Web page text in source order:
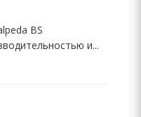
BS
и...